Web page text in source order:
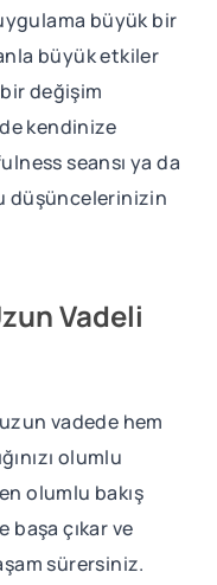
büyük bir
büyük etkiler
değişim
kendinize
seansı ya da
düşüncelerinizin
Vadeli
vadede hem
olumlu
olumlu bakış
başa çıkar ve
sürersiniz.